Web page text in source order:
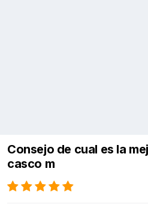
Consejo de cual es la
casco m